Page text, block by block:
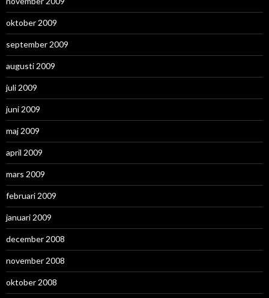
oktober 2009
september 2009
augusti 2009
juli 2009
juni 2009
maj 2009
april 2009
mars 2009
februari 2009
januari 2009
december 2008
november 2008
oktober 2008